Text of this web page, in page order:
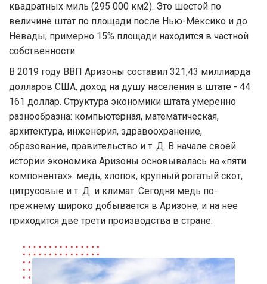
квадратных миль (295 000 км2). Это шестой по
величине штат по площади после Нью-Мексико и до
Невады, примерно 15% площади находится в частной
собственности.
В 2019 году ВВП Аризоны составил 321,43 миллиарда
долларов США, доход на душу населения в штате - 44
161 доллар. Структура экономики штата умеренно
разнообразна: компьютерная, математическая,
архитектура, инженерия, здравоохранение,
образование, правительство и т. Д. В начале своей
истории экономика Аризоны основывалась на «пяти
компонентах»: медь, хлопок, крупный рогатый скот,
цитрусовые и т. Д. и климат. Сегодня медь по-
прежнему широко добывается в Аризоне, и на нее
приходится две трети производства в стране.